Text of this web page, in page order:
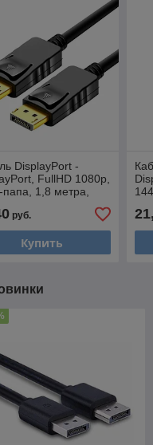
DisplayPort -
FullHD 1080p,
папа, 1,8 метра,
руб.
Купить